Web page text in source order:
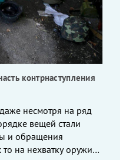
контрнаступления
несмотря на ряд
вещей стали
и обращения
на нехватку оружия,